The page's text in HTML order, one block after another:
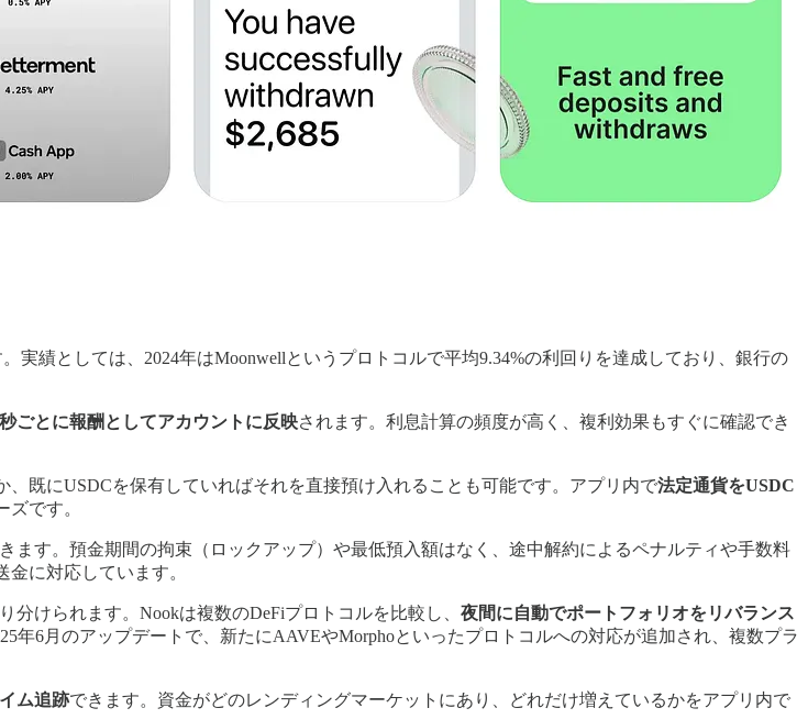
実績としては、2024年はMoonwellというプロトコルで平均9.34%の利回りを達成しており、銀行の
ごとに報酬としてアカウントに反映されます。利息計算の頻度が高く、複利効果もすぐに確認でき
、既にUSDCを保有していればそれを直接預け入れることも可能です。アプリ内で法定通貨をUSDC
です。
ます。預金期間の拘束（ロックアップ）や最低預入額はなく、途中解約によるペナルティや手数料
に対応しています。
分けられます。Nookは複数のDeFiプロトコルを比較し、 夜間に自動でポートフォリオをリバランス
年6月のアップデートで、新たにAAVEやMorphoといったプロトコルへの対応が追加され、複数プラ
ム追跡できます。資金がどのレンディングマーケットにあり、どれだけ増えているかをアプリ内で